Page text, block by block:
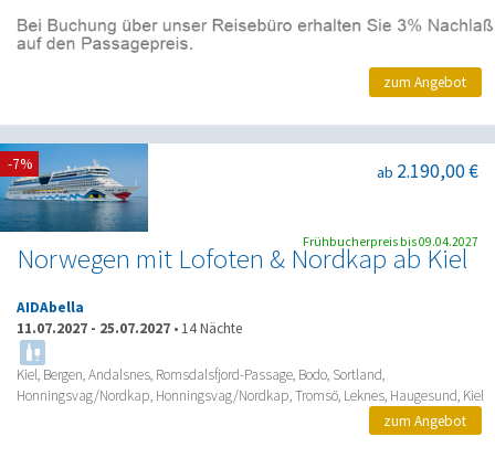
zum Angebot
Norwegen mit Lofoten & Nordkap ab Kiel
ab 2.190,00 €
AIDAbella
11.07.2027 - 25.07.2027 • 14 Nächte
Kiel, Bergen, Andalsnes, Romsdalsfjord-Passage, Bodo, Sortland,
Honningsvag/Nordkap, Honningsvag/Nordkap, Tromsö, Leknes, Haugesund, Kiel
-7%
Frühbucherpreis bis 09.04.2027
zum Angebot